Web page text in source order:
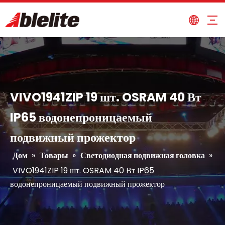
VIVO1941ZIP 19 шт. OSRAM 40 Вт
IP65 водонепроницаемый
подвижный прожектор
Дом » Товары » Светодиодная подвижная головка »
VIVO1941ZIP 19 шт. OSRAM 40 Вт IP65
водонепроницаемый подвижный прожектор
EVA250H 250 Вт 3 в 1 белый светодиод с подвижным прожектором
B7 1x10 Вт сценический аккумуляторный фонарь